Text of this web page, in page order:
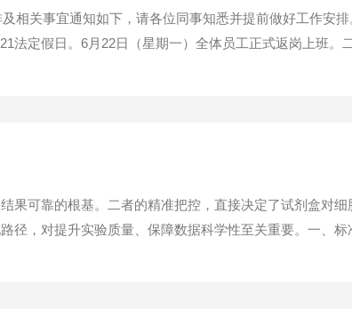
相关事宜通知如下，请各位同事知悉并提前做好工作安
法定假日。6月22日（星期一）全体员工正式返岗上班。
果可靠的根基。二者的精准把控，直接决定了试剂盒对细
径，对提升实验质量、保障数据科学性至关重要。一、标